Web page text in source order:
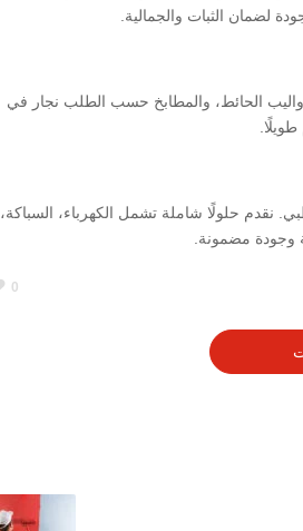
لضمان الثبات والجمالية.
الحائط، والمطابخ حسب الطلب نجار في
نقدم حلولًا شاملة تشمل الكهرباء، السباكة،
وجودة مضمونة.
0